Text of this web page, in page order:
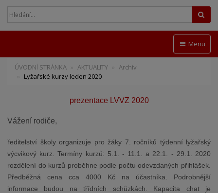
Menu
ÚVODNÍ STRÁNKA AKTUALITY
Archív
Lyžařské kurzy leden 2020
prezentace LVVZ 2020
Vážení rodiče,
ředitelství školy organizuje pro žáky 7. ročníků týdenní lyžařský
výcvikový kurz. Termíny kurzů: 5.1. - 11.1. a 22.1. - 29.1. 2020
rozdělení do kurzů proběhne podle počtu odevzdaných přihlášek.
Předběžná cena cca 4000 Kč na účastníka. Podrobnější
informace budou na třídních schůzkách.
Kapacita chat je